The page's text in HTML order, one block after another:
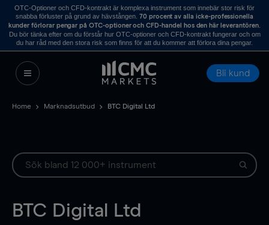
OTC-Optioner och CFD-kontrakt är komplexa instrument som innebär stor risk för
snabba förluster på grund av hävstången. 70 procent av alla icke-professionella
kunder förlorar pengar på OTC-optioner och CFD-handel hos den här leverantören.
Du bör tänka efter om du förstår hur OTC-optioner och CFD-kontrakt fungerar och om
du har råd med den stora risk som finns för att du kommer att förlora dina pengar.
Bli kund
Home Marknadsutbud BTC Digital Ltd
BTC Digital Ltd